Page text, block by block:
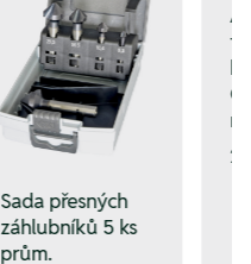
Sada přesných
záhlubníků 5 ks
prům.